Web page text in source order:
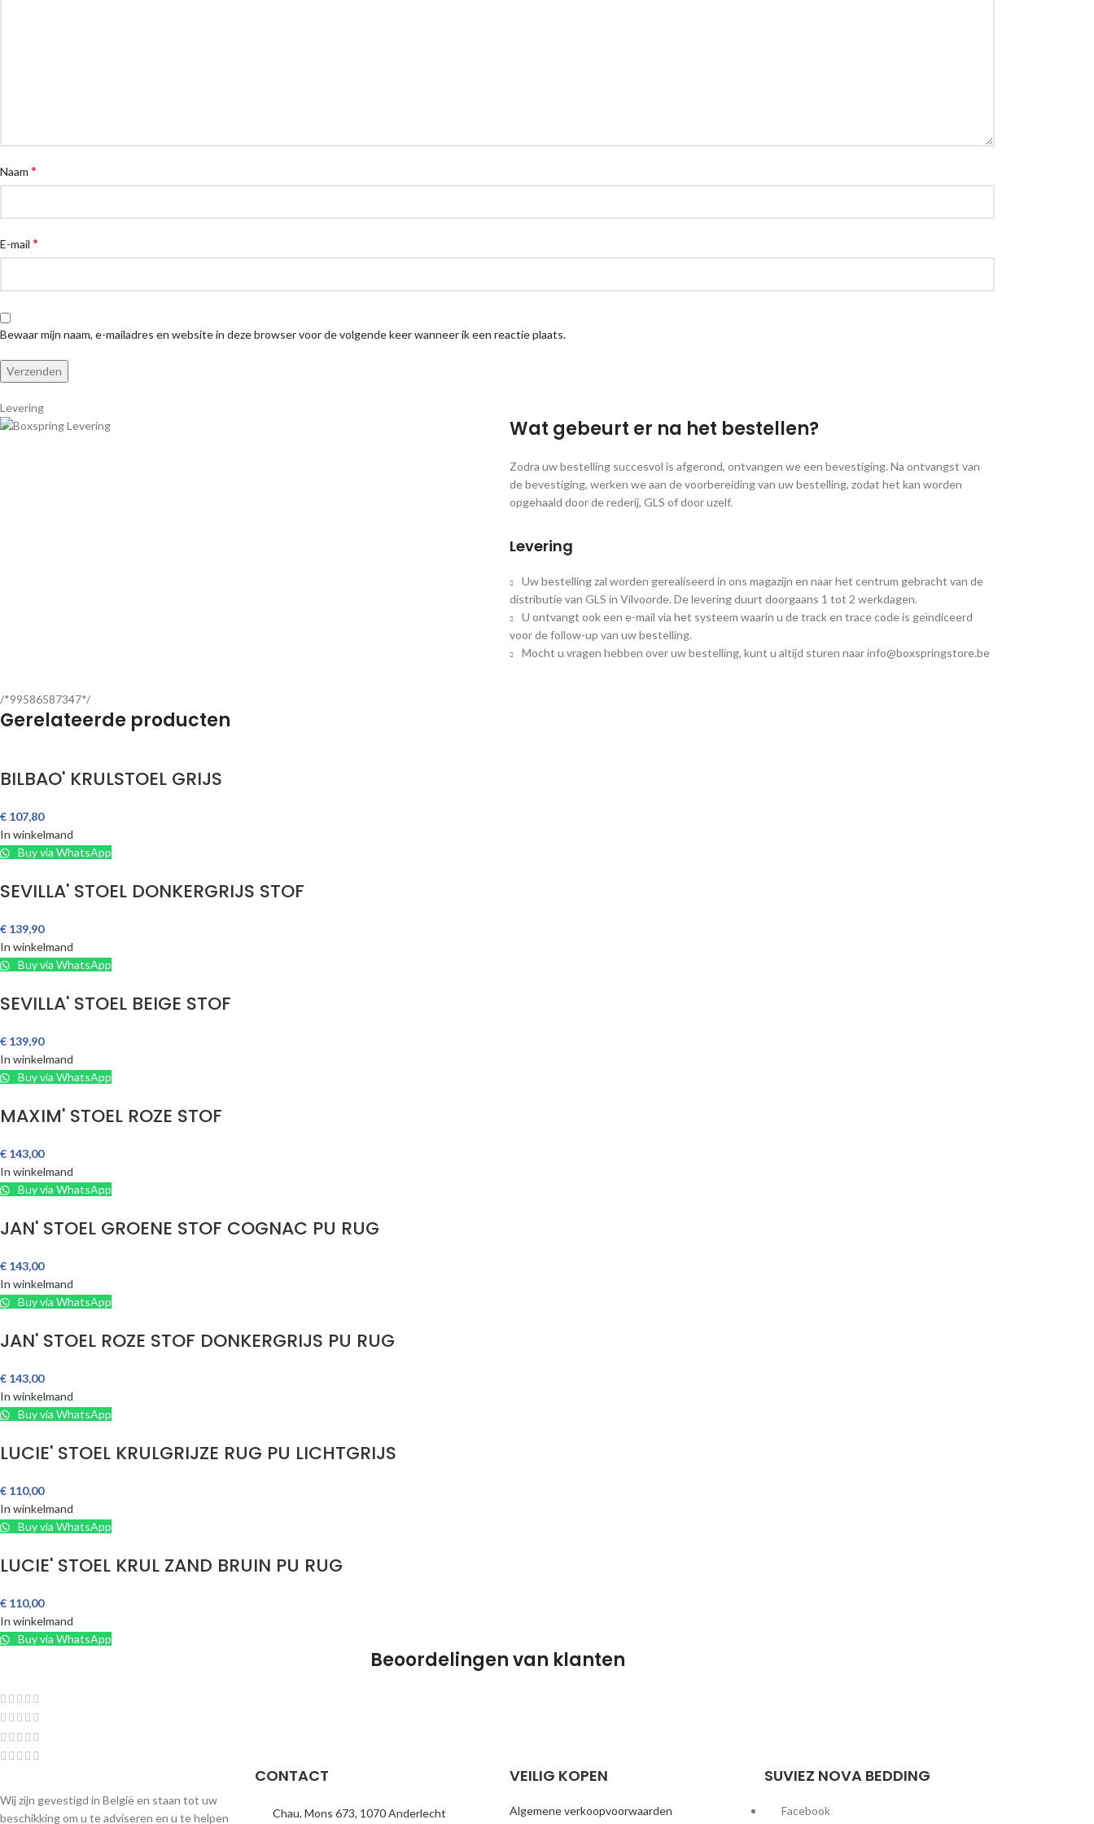
Naam *
E-mail *
Bewaar mijn naam, e-mailadres en website in deze browser voor de volgende keer wanneer ik een reactie plaats.
Levering
Wat gebeurt er na het bestellen?
Zodra uw bestelling succesvol is afgerond, ontvangen we een bevestiging. Na ontvangst van
de bevestiging, werken we aan de voorbereiding van uw bestelling, zodat het kan worden
opgehaald door de rederij, GLS of door uzelf.
Levering
Uw bestelling zal worden gerealiseerd in ons magazijn en naar het centrum gebracht van de
distributie van GLS in Vilvoorde. De levering duurt doorgaans 1 tot 2 werkdagen.
U ontvangt ook een e-mail via het systeem waarin u de track en trace code is geïndiceerd
voor de follow-up van uw bestelling.
Mocht u vragen hebben over uw bestelling, kunt u altijd sturen naar info@boxspringstore.be
/*99586587347*/
Gerelateerde producten
BILBAO' KRULSTOEL GRIJS
€ 107,80
In winkelmand
Buy via WhatsApp
SEVILLA' STOEL DONKERGRIJS STOF
€ 139,90
In winkelmand
Buy via WhatsApp
SEVILLA' STOEL BEIGE STOF
€ 139,90
In winkelmand
Buy via WhatsApp
MAXIM' STOEL ROZE STOF
€ 143,00
In winkelmand
Buy via WhatsApp
JAN' STOEL GROENE STOF COGNAC PU RUG
€ 143,00
In winkelmand
Buy via WhatsApp
JAN' STOEL ROZE STOF DONKERGRIJS PU RUG
€ 143,00
In winkelmand
Buy via WhatsApp
LUCIE' STOEL KRULGRIJZE RUG PU LICHTGRIJS
€ 110,00
In winkelmand
Buy via WhatsApp
LUCIE' STOEL KRUL ZAND BRUIN PU RUG
€ 110,00
In winkelmand
Buy via WhatsApp
Beoordelingen van klanten
Wij zijn gevestigd in België en staan tot uw
beschikking om u te adviseren en u te helpen
CONTACT
Chau. Mons 673, 1070 Anderlecht
VEILIG KOPEN
Algemene verkoopvoorwaarden
SUVIEZ NOVA BEDDING
Facebook